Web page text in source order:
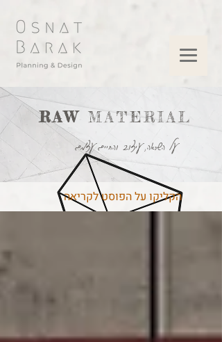
RAW MATERIAL
על השראה, עיצוב והחיים עצמם
הקליקו על הפוסט לקריאה